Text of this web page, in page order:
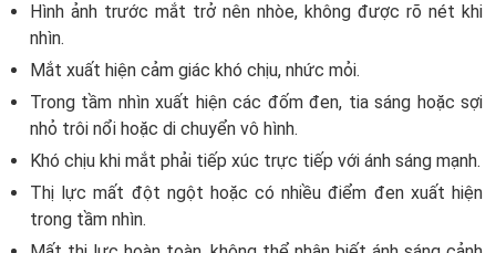
Hình ảnh trước mắt trở nên nhòe, không được rõ nét khi
nhìn.
Mắt xuất hiện cảm giác khó chịu, nhức mỏi.
Trong tầm nhìn xuất hiện các đốm đen, tia sáng hoặc sợi
nhỏ trôi nổi hoặc di chuyển vô hình.
Khó chịu khi mắt phải tiếp xúc trực tiếp với ánh sáng mạnh.
Thị lực mất đột ngột hoặc có nhiều điểm đen xuất hiện
trong tầm nhìn.